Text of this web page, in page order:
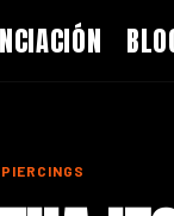
PIERCINGS